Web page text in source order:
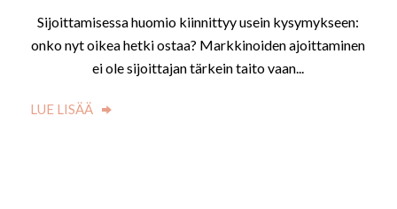
Sijoittamisessa huomio kiinnittyy usein kysymykseen:
onko nyt oikea hetki ostaa? Markkinoiden ajoittaminen
ei ole sijoittajan tärkein taito vaan...
LUE LISÄÄ